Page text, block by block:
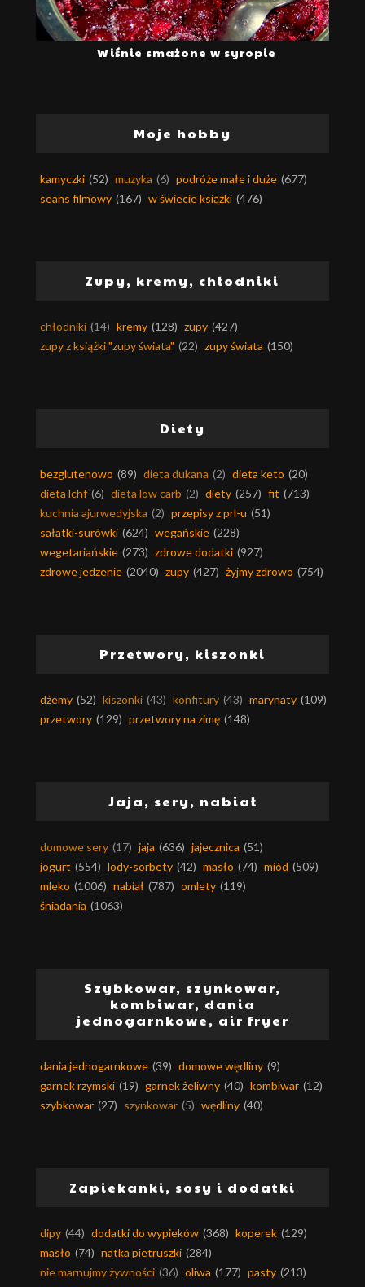
Wiśnie smażone w syropie
Moje hobby
kamyczki (52) muzyka (6) podróże małe i duże (677)
seans filmowy (167) w świecie książki (476)
Zupy, kremy, chłodniki
chłodniki (14) kremy (128) zupy (427)
zupy z książki "zupy świata" (22) zupy świata (150)
Diety
bezglutenowo (89) dieta dukana (2) dieta keto (20)
dieta lchf (6) dieta low carb (2) diety (257) fit (713)
kuchnia ajurwedyjska (2) przepisy z prl-u (51)
sałatki-surówki (624) wegańskie (228)
wegetariańskie (273) zdrowe dodatki (927)
zdrowe jedzenie (2040) zupy (427) żyjmy zdrowo (754)
Przetwory, kiszonki
dżemy (52) kiszonki (43) konfitury (43) marynaty (109)
przetwory (129) przetwory na zimę (148)
Jaja, sery, nabiał
domowe sery (17) jaja (636) jajecznica (51)
jogurt (554) lody-sorbety (42) masło (74) miód (509)
mleko (1006) nabiał (787) omlety (119)
śniadania (1063)
Szybkowar, szynkowar,
kombiwar, dania
jednogarnkowe, air fryer
dania jednogarnkowe (39) domowe wędliny (9)
garnek rzymski (19) garnek żeliwny (40) kombiwar (12)
szybkowar (27) szynkowar (5) wędliny (40)
Zapiekanki, sosy i dodatki
dipy (44) dodatki do wypieków (368) koperek (129)
masło (74) natka pietruszki (284)
nie marnujmy żywności (36) oliwa (177) pasty (213)